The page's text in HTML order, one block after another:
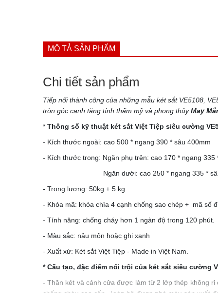
MÔ TẢ SẢN PHẨM
Chi tiết sản phẩm
Tiếp nối thành công của những mẫu két sắt VE5108,
tròn góc cạnh tăng tính thẩm mỹ và phong thủyMay
* Thông số kỹ thuật két sắt Việt Tiệp siêu cường
- Kích thước ngoài: cao 500 * ngang 390 * sâu 400mm
- Kích thước trong: Ngăn phụ trên: cao 170 * ngang 335
Ngăn dưới: cao 250 * ngang 335 * sâu
- Trọng lượng: 50kg ± 5 kg
- Khóa mã: khóa chìa 4 cạnh chống sao chép + mã số
- Tính năng: chống cháy hơn 1 ngàn độ trong 120 phút.
- Màu sắc: nâu môn hoặc ghi xanh
- Xuất xứ: Két sắt Việt Tiệp - Made in Việt Nam.
* Cấu tạo, đặc điểm nổi trội của két sắt siêu cường
- Thân két và cánh cửa được làm từ 2 lớp thép không
chống cháy cao cấp. Toàn bộ được nhà máy sản xuất